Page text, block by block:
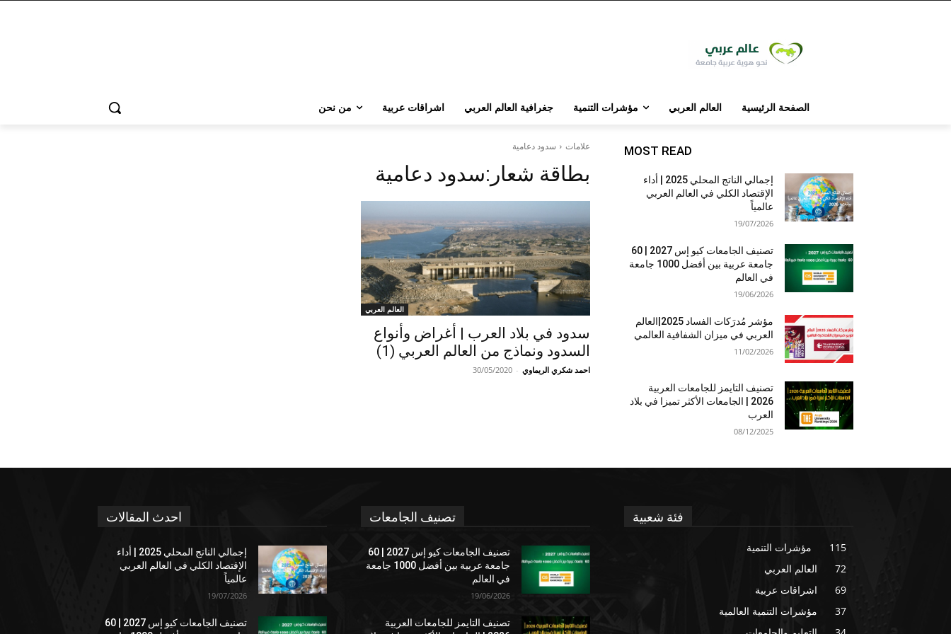
الصفحة الرئيسية العالم العربي مؤشرات التنمية جغرافية العالم العربي اشراقات عربية من نحن
علامات سدود دعامية
بطاقة شعار:سدود دعامية
العالم العربي
سدود في بلاد العرب | أغراض وأنواع
السدود ونماذج من العالم العربي (1)
احمد شكري الريماوي -
30/05/2020
MOST READ
إجمالي الناتج المحلي 2025 | أداء
الإقتصاد الكلي في العالم العربي
عالمياً
19/07/2026
تصنيف الجامعات كيو إس 2027 | 60
جامعة عربية بين أفضل 1000 جامعة
في العالم
19/06/2026
مؤشر مُدرَكات الفساد 2025|العالم
العربي في ميزان الشفافية العالمي
11/02/2026
تصنيف التايمز للجامعات العربية
2026 | الجامعات الأكثر تميزا في بلاد
العرب
08/12/2025
احدث المقالات
إجمالي الناتج المحلي 2025 | أداء
الإقتصاد الكلي في العالم العربي
عالمياً
19/07/2026
تصنيف الجامعات كيو إس 2027 | 60
تصنيف الجامعات
تصنيف الجامعات كيو إس 2027 | 60
جامعة عربية بين أفضل 1000 جامعة
في العالم
19/06/2026
تصنيف التايمز للجامعات العربية
فئة شعبية
مؤشرات التنمية
115
العالم العربي
72
اشراقات عربية
69
مؤشرات التنمية العالمية
37